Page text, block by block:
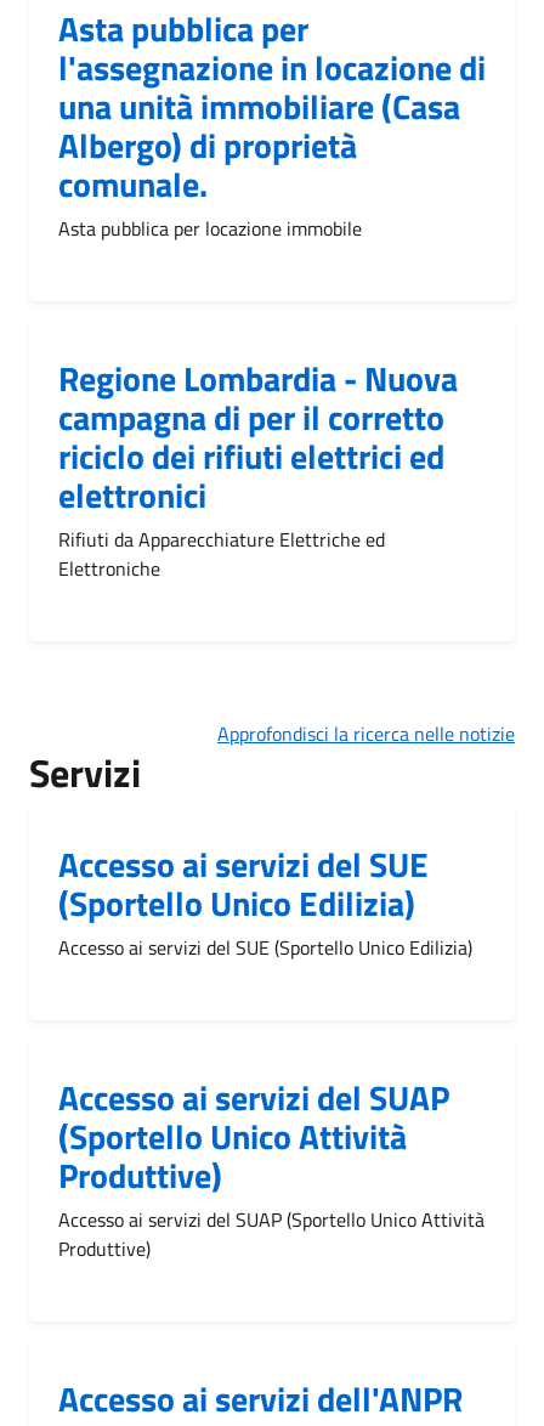
Asta pubblica per
l'assegnazione in locazione di
una unità immobiliare (Casa
Albergo) di proprietà
comunale.
Asta pubblica per locazione immobile
Regione Lombardia - Nuova
campagna di per il corretto
riciclo dei rifiuti elettrici ed
elettronici
Rifiuti da Apparecchiature Elettriche ed
Elettroniche
Approfondisci la ricerca nelle notizie
Servizi
Accesso ai servizi del SUE
(Sportello Unico Edilizia)
Accesso ai servizi del SUE (Sportello Unico Edilizia)
Accesso ai servizi del SUAP
(Sportello Unico Attività
Produttive)
Accesso ai servizi del SUAP (Sportello Unico Attività
Produttive)
Accesso ai servizi dell'ANPR